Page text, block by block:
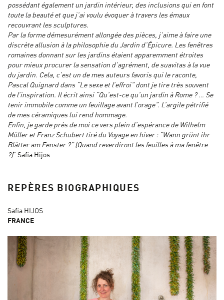
possédant également un jardin intérieur, des inclusions qui en font
toute la beauté et que j’ai voulu évoquer à travers les émaux
recouvrant les sculptures.
Par la forme démesurément allongée des pièces, j’aime à faire une
discrète allusion à la philosophie du Jardin d’Épicure. Les fenêtres
romaines donnant sur les jardins étaient apparemment étroites
pour mieux procurer la sensation d’agrément, de suavitas à la vue
du jardin. Cela, c’est un de mes auteurs favoris qui le raconte,
Pascal Quignard dans “Le sexe et l’effroi” dont je tire très souvent
de l’inspiration. Il écrit ainsi “Qu’est-ce qu’un jardin à Rome ? … Se
tenir immobile comme un feuillage avant l’orage”. L’argile pétrifié
de mes céramiques lui rend hommage.
Enfin, je garde près de moi ce vers plein d’espérance de Wilhelm
Müller et Franz Schubert tiré du Voyage en hiver : “Wann grünt ihr
Blätter am Fenster ?” (Quand reverdiront les feuilles à ma fenêtre
?)" Safia Hijos
REPÈRES BIOGRAPHIQUES
Safia HIJOS
FRANCE